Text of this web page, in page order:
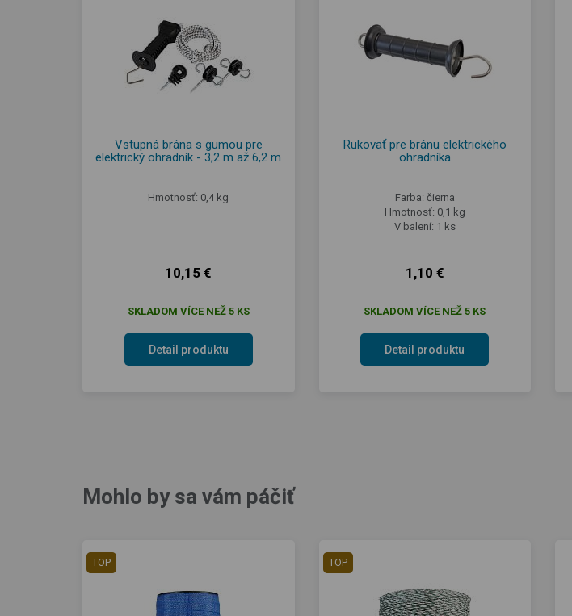
Vstupná brána s gumou pre
elektrický ohradník - 3,2 m až 6,2 m
Hmotnosť: 0,4 kg
10,15 €
SKLADOM VÍCE NEŽ 5 KS
Detail produktu
Rukoväť pre bránu elektrického
ohradníka
Farba: čierna
Hmotnosť: 0,1 kg
V balení: 1 ks
1,10 €
SKLADOM VÍCE NEŽ 5 KS
Detail produktu
Mohlo by sa vám páčiť
TOP TOP